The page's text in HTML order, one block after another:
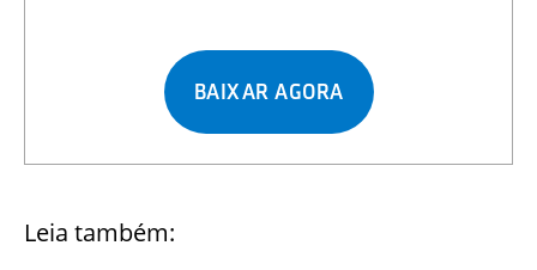
BAIXAR AGORA
Leia também: